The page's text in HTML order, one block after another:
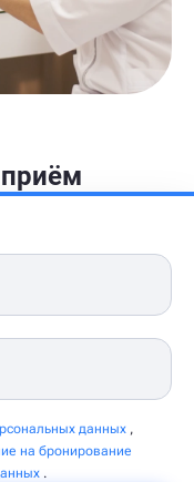
данных ,
на бронирование
.